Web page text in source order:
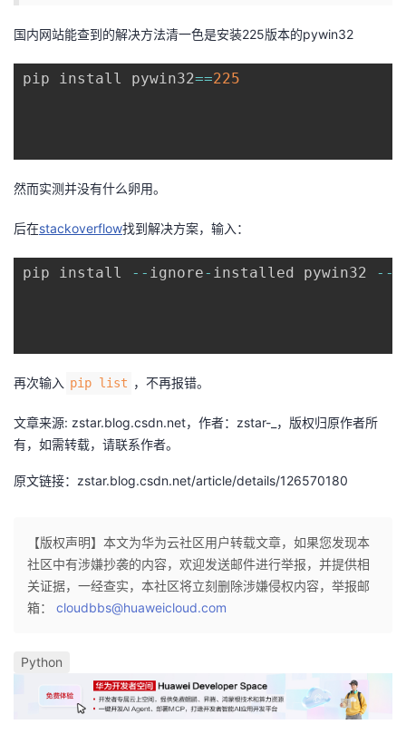
国内网站能查到的解决方法清一色是安装225版本的pywin32
pip install pywin32==225
然而实测并没有什么卵用。
后在stackoverflow找到解决方案，输入：
pip install -- ignore- installed pywin32 --
再次输入 pip list ，不再报错。
文章来源: zstar.blog.csdn.net，作者：zstar-_，版权归原作者所
有，如需转载，请联系作者。
原文链接：zstar.blog.csdn.net/article/details/126570180
【版权声明】本文为华为云社区用户转载文章，如果您发现本
社区中有涉嫌抄袭的内容，欢迎发送邮件进行举报，并提供相
关证据，一经查实，本社区将立刻删除涉嫌侵权内容，举报邮
箱： cloudbbs@huaweicloud.com
Python